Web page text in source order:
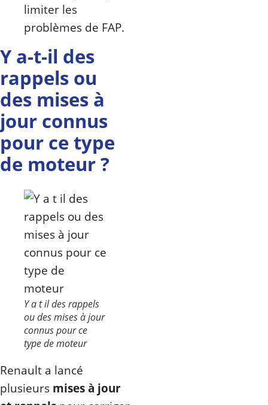
limiter les
problèmes de FAP.
Y a-t-il des
rappels ou
des mises à
jour connus
pour ce type
de moteur ?
Y a t il des rappels
ou des mises à jour
connus pour ce
type de moteur
Renault a lancé
plusieurs mises à jour